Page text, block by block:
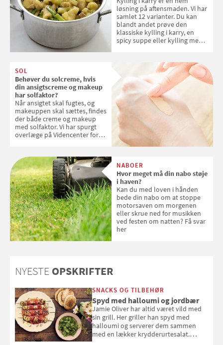
løsning på aftensmaden. Vi har
samlet 12 varianter. Du kan
blandt andet prøve den
klassiske kylling i karry, en
spicy suppe eller kylling med
SOL
Behøver du solcreme, hvis
din ansigtscreme og makeup
har solfaktor?
Når ansigtet skal fugtes, og
makeuppen skal sættes, findes
der både creme og makeup
med solfaktor. Vi har spurgt
overlæge på Videncenter for
med SPF kan erstatte
solcreme, når man bevæger
sig ud i solen
NABOER
Hvor meget må din nabo støje
i haven?
Kan du med loven i hånden
bede din nabo om at stoppe
motorsaven om morgenen
eller skrue ned for musikken
ved festen om natten? Få svar
her
NYESTE OPSKRIFTER
SNACKS OG TILBEHØR
Spyd med halloumi og jordbær
Jamie Oliver har altid været vild med
sin grill. Her griller han spyd med
halloumi og serverer dem sammen
med en lækker krydderurtesalat.